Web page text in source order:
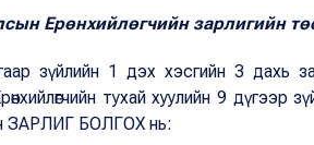
Ерөнхийлөгчийн зарлигийн
зүйлийн 1 дэх хэсгийн 3 дахь
тухай хуулийн 9 дүгээр
ЗАРЛИГ БОЛГОХ нь: